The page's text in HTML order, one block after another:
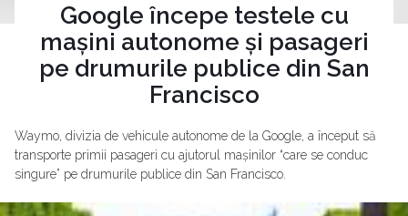
Google începe testele cu
mașini autonome și pasageri
pe drumurile publice din San
Francisco
Waymo, divizia de vehicule autonome de la Google, a început să
transporte primii pasageri cu ajutorul mașinilor “care se conduc
singure” pe drumurile publice din San Francisco.